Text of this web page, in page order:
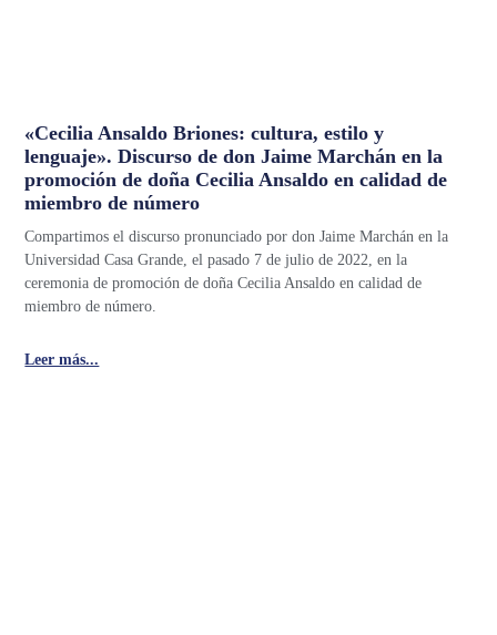
«Cecilia Ansaldo Briones: cultura, estilo y
lenguaje». Discurso de don Jaime Marchán en la
promoción de doña Cecilia Ansaldo en calidad de
miembro de número
Compartimos el discurso pronunciado por don Jaime Marchán en la
Universidad Casa Grande, el pasado 7 de julio de 2022, en la
ceremonia de promoción de doña Cecilia Ansaldo en calidad de
miembro de número.
Leer más...